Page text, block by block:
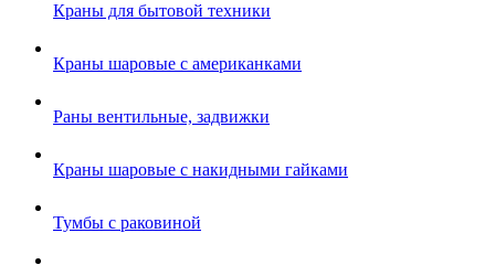
Краны для бытовой техники
Краны шаровые с американками
Раны вентильные, задвижки
Краны шаровые с накидными гайками
Тумбы с раковиной